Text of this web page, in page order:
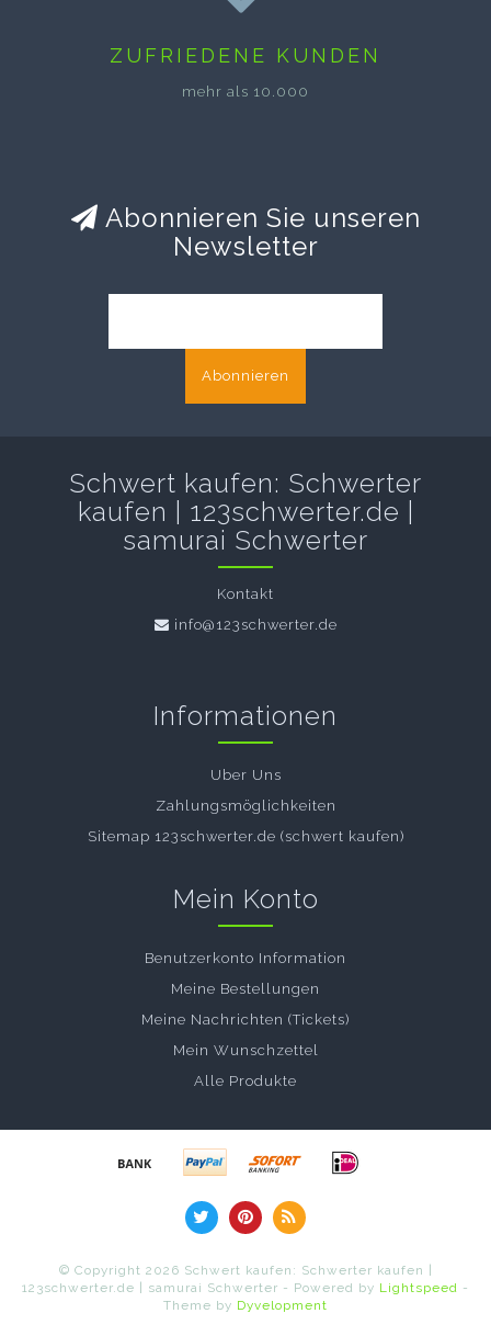
ZUFRIEDENE KUNDEN
mehr als 10.000
Abonnieren Sie unseren
Newsletter
Abonnieren
Schwert kaufen: Schwerter
kaufen | 123schwerter.de |
samurai Schwerter
Kontakt
info@123schwerter.de
Informationen
Uber Uns
Zahlungsmöglichkeiten
Sitemap 123schwerter.de (schwert kaufen)
Mein Konto
Benutzerkonto Information
Meine Bestellungen
Meine Nachrichten (Tickets)
Mein Wunschzettel
Alle Produkte
© Copyright 2026 Schwert kaufen: Schwerter kaufen |
123schwerter.de | samurai Schwerter - Powered by Lightspeed -
Theme by Dyvelopment